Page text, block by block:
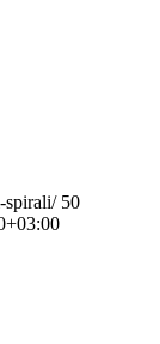
spirali/ 50